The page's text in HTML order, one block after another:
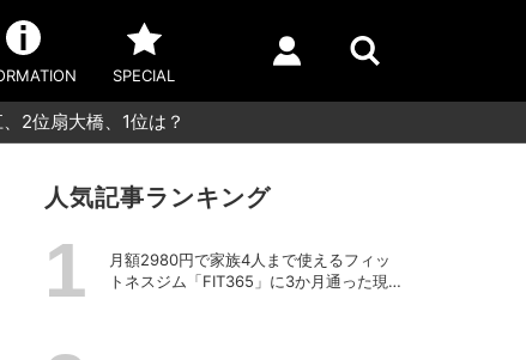
SPECIAL
2位扇大橋、1位は？
人気記事ランキング
月額2980円で家族4人まで使えるフィッ
トネスジム「FIT365」に3か月通った現在